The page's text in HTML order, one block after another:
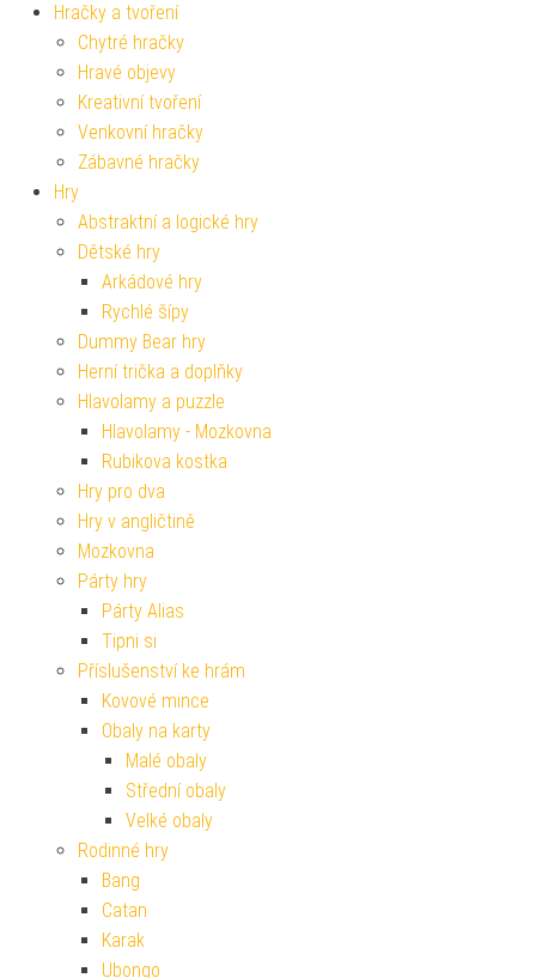
Hračky a tvoření
Chytré hračky
Hravé objevy
Kreativní tvoření
Venkovní hračky
Zábavné hračky
Hry
Abstraktní a logické hry
Dětské hry
Arkádové hry
Rychlé šípy
Dummy Bear hry
Herní trička a doplňky
Hlavolamy a puzzle
Hlavolamy - Mozkovna
Rubikova kostka
Hry pro dva
Hry v angličtině
Mozkovna
Párty hry
Párty Alias
Tipni si
Příslušenství ke hrám
Kovové mince
Obaly na karty
Malé obaly
Střední obaly
Velké obaly
Rodinné hry
Bang
Catan
Karak
Ubongo